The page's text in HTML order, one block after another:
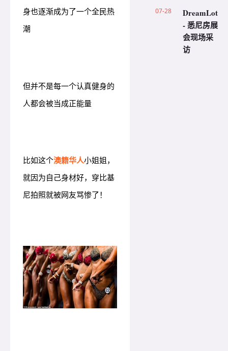
身也逐渐成为了一个全民热
潮
但并不是每一个认真健身的
人都会被当成正能量
比如这个澳籍华人小姐姐，
就因为自己身材好，穿比基
尼拍照就被网友骂惨了！
07-28
DreamLot
- 悉尼房展
会现场采
访